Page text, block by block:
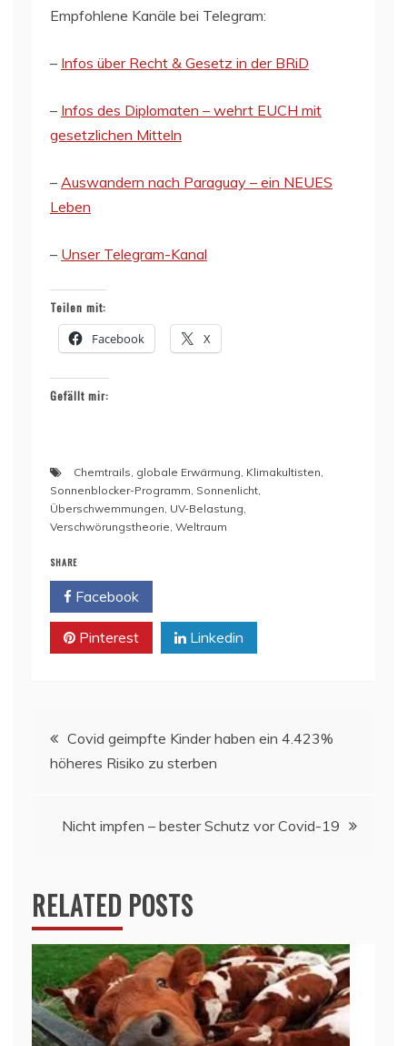
Empfohlene Kanäle bei Telegram:
– Infos über Recht & Gesetz in der BRiD
– Infos des Diplomaten – wehrt EUCH mit
gesetzlichen Mitteln
– Auswandern nach Paraguay – ein NEUES
Leben
– Unser Telegram-Kanal
Teilen mit:
Facebook X
Gefällt mir:
Chemtrails, globale Erwärmung, Klimakultisten,
Sonnenblocker-Programm, Sonnenlicht,
Überschwemmungen, UV-Belastung,
Verschwörungstheorie, Weltraum
SHARE
Facebook
Pinterest Linkedin
Beitragsnavigation
Covid geimpfte Kinder haben ein 4.423%
höheres Risiko zu sterben
Nicht impfen – bester Schutz vor Covid-19
RELATED POSTS